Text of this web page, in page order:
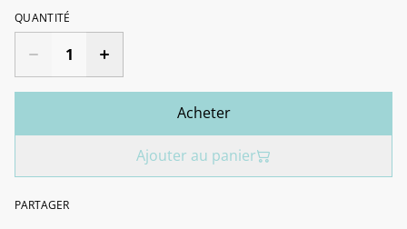
QUANTITÉ
Acheter
Ajouter au panier
PARTAGER